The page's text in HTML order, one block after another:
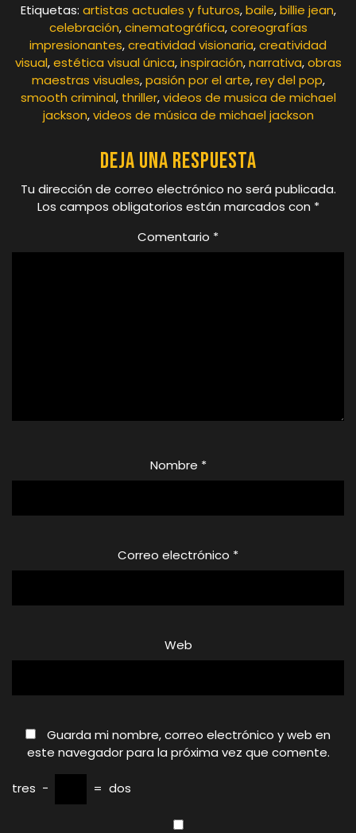
Etiquetas: artistas actuales y futuros,baile,billie jean,
celebración,cinematográfica,coreografías
impresionantes,creatividad visionaria,creatividad
visual,estética visual única,inspiración,narrativa,obras
maestras visuales,pasión por el arte,rey del pop,
smooth criminal, thriller,videos de musica de michael
jackson,videos de música de michael jackson
Deja una respuesta
Tu dirección de correo electrónico no será publicada.
Los campos obligatorios están marcados con *
Comentario *
Nombre *
Correo electrónico *
Web
Guarda mi nombre, correo electrónico y web en
este navegador para la próxima vez que comente.
tres − = dos